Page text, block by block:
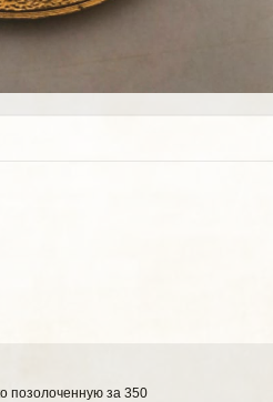
позолоченную за 350